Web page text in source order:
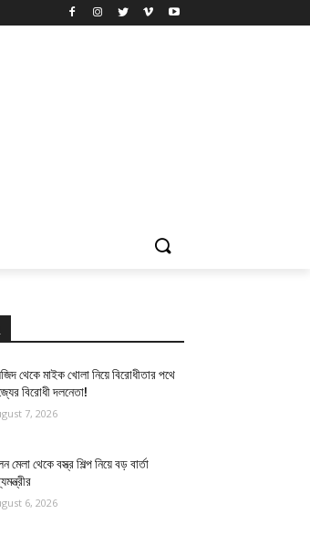
থেকে মাইক খোলা নিয়ে বিরোধীতার পথে
বিরোধী দলনেতা!
7, 2026
মেলা থেকে বস্ত্র শিল্প নিয়ে বড় বার্তা
6, 2026